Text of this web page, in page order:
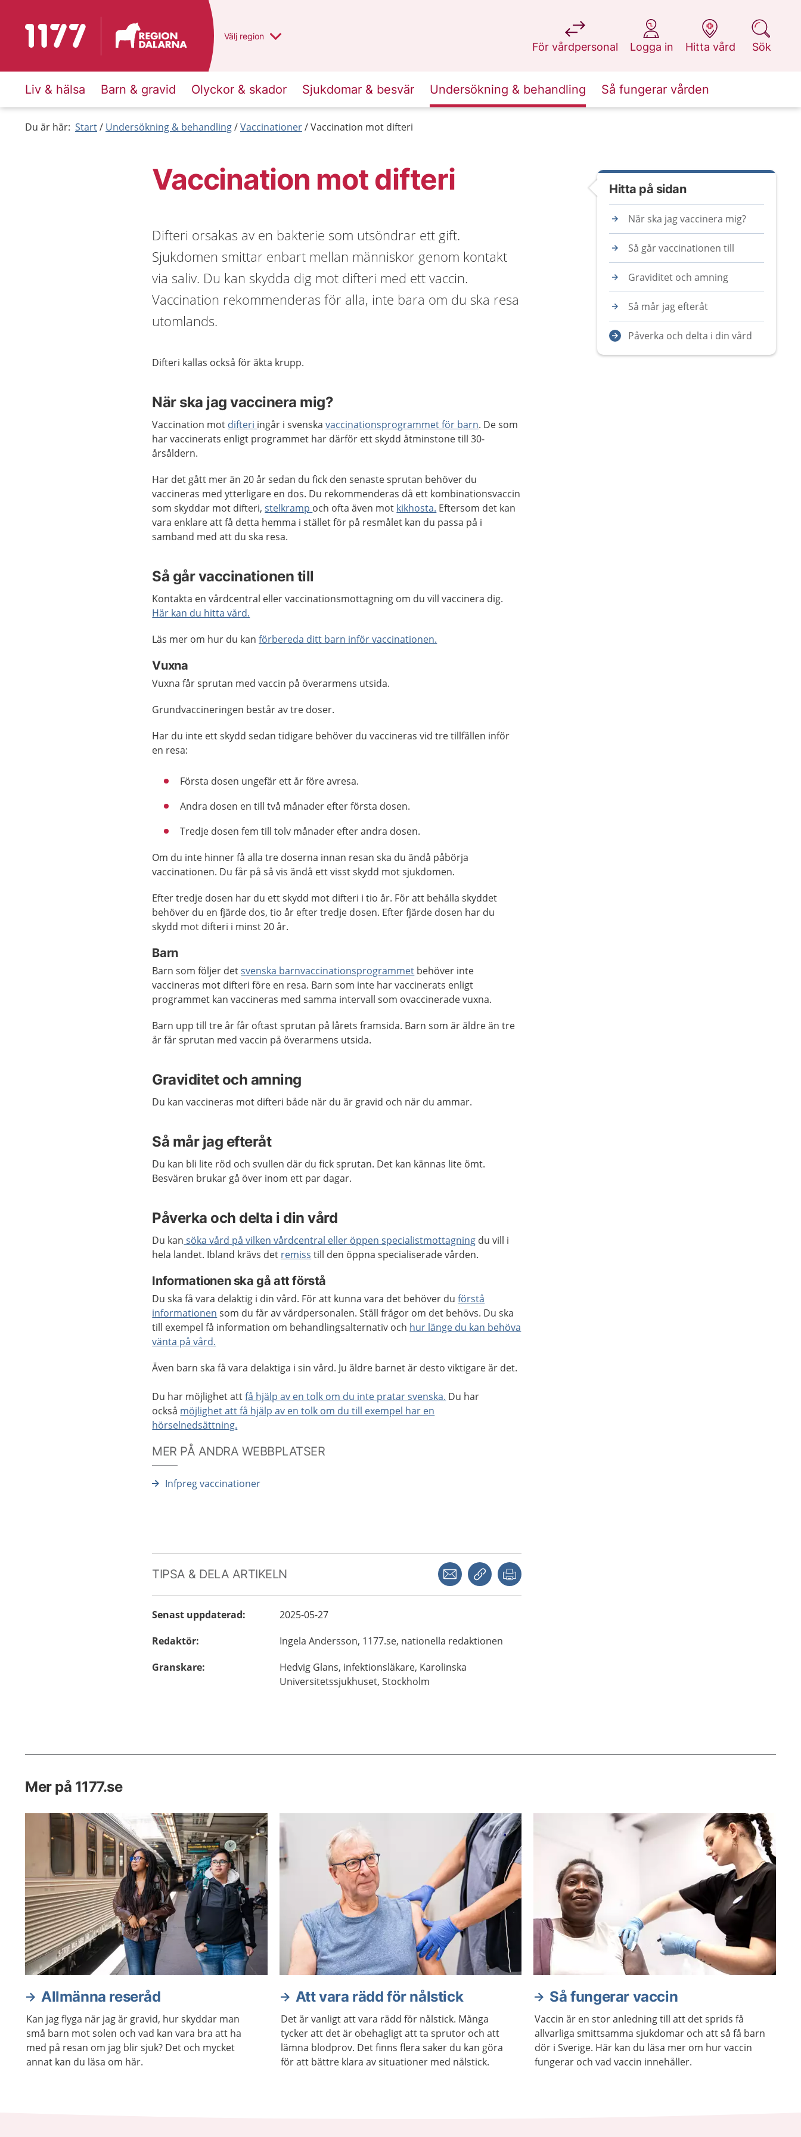
Till startsidan för 1177 Du har valt region
Välj en annan
region
För vårdpersonal
på 1177.se
Logga in
på 1177.se
Hitta vård
på 1177.se
Sök
på 1177.se
Liv & hälsa Barn & gravid Olyckor & skador Sjukdomar & besvär Undersökning & behandling Så fungerar vården
Du är här: Start Undersökning & behandling Vaccinationer Vaccination mot difteri
Vaccination mot difteri
Difteri orsakas av en bakterie som utsöndrar ett gift.
Sjukdomen smittar enbart mellan människor genom kontakt
via saliv. Du kan skydda dig mot difteri med ett vaccin.
Vaccination rekommenderas för alla, inte bara om du ska resa
utomlands.
Difteri kallas också för äkta krupp.
När ska jag vaccinera mig?
Vaccination mot difteri ingår i svenskavaccinationsprogrammet för barn. De som
har vaccinerats enligt programmet har därför ett skydd åtminstone till 30-
årsåldern.
Har det gått mer än 20 år sedan du fick den senaste sprutan behöver du
vaccineras med ytterligare en dos. Du rekommenderas då ett kombinationsvaccin
som skyddar mot difteri,stelkramp och ofta även mot kikhosta. Eftersom det kan
vara enklare att få detta hemma i stället för på resmålet kan du passa på i
samband med att du ska resa.
Så går vaccinationen till
Kontakta en vårdcentral eller vaccinationsmottagning om du vill vaccinera dig.
Här kan du hitta vård.
Läs mer om hur du kanförbereda ditt barn inför vaccinationen.
Vuxna
Vuxna får sprutan med vaccin på överarmens utsida.
Grundvaccineringen består av tre doser.
Har du inte ett skydd sedan tidigare behöver du vaccineras vid tre tillfällen inför
en resa:
Första dosen ungefär ett år före avresa.
Andra dosen en till två månader efter första dosen.
Tredje dosen fem till tolv månader efter andra dosen.
Om du inte hinner få alla tre doserna innan resan ska du ändå påbörja
vaccinationen. Du får på så vis ändå ett visst skydd mot sjukdomen.
Efter tredje dosen har du ett skydd mot difteri i tio år. För att behålla skyddet
behöver du en fjärde dos, tio år efter tredje dosen. Efter fjärde dosen har du
skydd mot difteri i minst 20 år.
Barn
Barn som följer detsvenska barnvaccinationsprogrammet behöver inte
vaccineras mot difteri före en resa. Barn som inte har vaccinerats enligt
programmet kan vaccineras med samma intervall som ovaccinerade vuxna.
Barn upp till tre år får oftast sprutan på lårets framsida. Barn som är äldre än tre
år får sprutan med vaccin på överarmens utsida.
Graviditet och amning
Du kan vaccineras mot difteri både när du är gravid och när du ammar.
Så mår jag efteråt
Du kan bli lite röd och svullen där du fick sprutan. Det kan kännas lite ömt.
Besvären brukar gå över inom ett par dagar.
Påverka och delta i din vård
Du kan söka vård på vilken vårdcentral eller öppen specialistmottagning du vill i
hela landet. Ibland krävs det remiss till den öppna specialiserade vården.
Informationen ska gå att förstå
Du ska få vara delaktig i din vård. För att kunna vara det behöver duförstå
informationen som du får av vårdpersonalen. Ställ frågor om det behövs. Du ska
till exempel få information om behandlingsalternativ och hur länge du kan behöva
vänta på vård.
Även barn ska få vara delaktiga i sin vård. Ju äldre barnet är desto viktigare är det.
Du har möjlighet attfå hjälp av en tolk om du inte pratar svenska. Du har
också möjlighet att få hjälp av en tolk om du till exempel har en
hörselnedsättning.
MER PÅ ANDRA WEBBPLATSER
Infpreg vaccinationer
TIPSA & DELA ARTIKELN Dela via mejlKopiera länk
Senast uppdaterad:
2025-05-27
Redaktör: Ingela Andersson, 1177.se, nationella redaktionen
Granskare: Hedvig Glans, infektionsläkare, Karolinska
Universitetssjukhuset, Stockholm
Hitta på sidan
När ska jag vaccinera mig?
Så går vaccinationen till
Graviditet och amning
Så mår jag efteråt
Påverka och delta i din vård
Mer på 1177.se
Allmänna reseråd
Kan jag flyga när jag är gravid, hur skyddar man
små barn mot solen och vad kan vara bra att ha
med på resan om jag blir sjuk? Det och mycket
annat kan du läsa om här.
Att vara rädd för nålstick
Det är vanligt att vara rädd för nålstick. Många
tycker att det är obehagligt att ta sprutor och att
lämna blodprov. Det finns flera saker du kan göra
för att bättre klara av situationer med nålstick.
Så fungerar vaccin
Vaccin är en stor anledning till att det sprids få
allvarliga smittsamma sjukdomar och att så få barn
dör i Sverige. Här kan du läsa mer om hur vaccin
fungerar och vad vaccin innehåller.